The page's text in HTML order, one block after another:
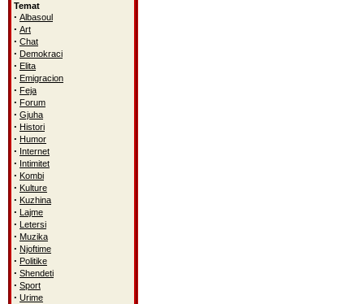
Temat
· Albasoul
· Art
· Chat
· Demokraci
· Elita
· Emigracion
· Feja
· Forum
· Gjuha
· Histori
· Humor
· Internet
· Intimitet
· Kombi
· Kulture
· Kuzhina
· Lajme
· Letersi
· Muzika
· Njoftime
· Politike
· Shendeti
· Sport
· Urime